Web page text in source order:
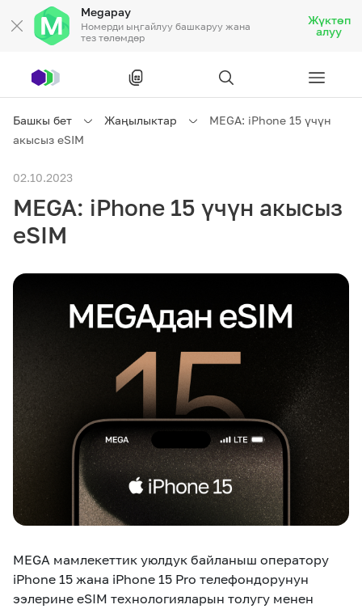
Megapay
Номерди ыңгайлуу башкаруу жана
тез төлөмдөр
Жүктөп
алуу
Жеке кардарларга
Ишкердик үчүн
Байланыш
Тарифтер
M2M
Кызматтар
Кызматтар Көңүл ачуучу Соц. тармактар
Чалуулар жана
Номерди тандоо SIM жеткирүү
Биз жөнүндө Жаңылыктар MEGAда иште
Кызмат көрсөтүүлөр
Башкы бет Жаңылыктар
MEGA: iPhone 15 үчүн
акысыз eSIM
02.10.2023
MEGA: iPhone 15 үчүн акысыз
eSIM
MEGA мамлекеттик уюлдук байланыш оператору
iPhone 15 жана iPhone 15 Pro телефондорунун
ээлерине eSIM технологияларын толугу менен